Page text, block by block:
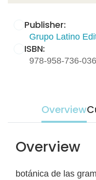
Publisher:
Grupo Latino
ISBN:
978-958-736-
Overview
Overview
botánica de las